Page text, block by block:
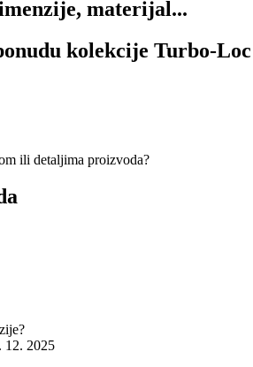
materijal...
kolekcije Turbo-Loc
ili detaljima proizvoda?
12. 2025